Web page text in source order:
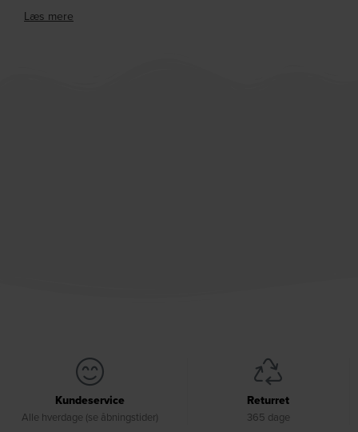
Læs mere
Kundeservice
Alle hverdage (se åbningstider)
Returret
365 dage